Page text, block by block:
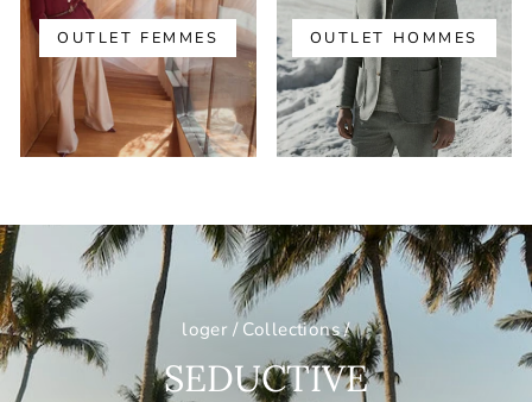
OUTLET FEMMES OUTLET HOMMES
loger / Collections /
SEDUCTIVE